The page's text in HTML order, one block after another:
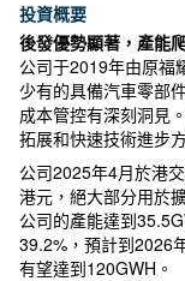
投資概要
後發優勢顯著，產能
公司于2019年由原福
少有的具備汽車零部
成本管控有深刻洞見
拓展和快速技術進步
公司2025年4月於港
港元，絕大部分用於
公司的產能達到
39.2%，預計到2026
有望達到120GWH。